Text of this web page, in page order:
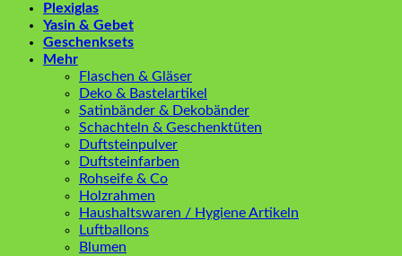
Plexiglas
Yasin & Gebet
Geschenksets
Mehr
Flaschen & Gläser
Deko & Bastelartikel
Satinbänder & Dekobänder
Schachteln & Geschenktüten
Duftsteinpulver
Duftsteinfarben
Rohseife & Co
Holzrahmen
Haushaltswaren / Hygiene Artikeln
Luftballons
Blumen